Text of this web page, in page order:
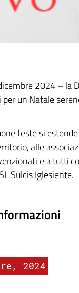
2024 – la
un Natale
feste si
alle
e a tutti
Sulcis Iglesiente.
2024